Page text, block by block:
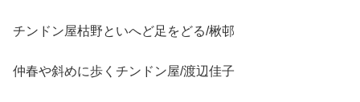
チンドン屋枯野といへど足をどる/楸邨
仲春や斜めに歩くチンドン屋/渡辺佳子